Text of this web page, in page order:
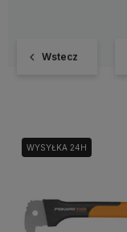
Wstecz
WYSYŁKA 24H